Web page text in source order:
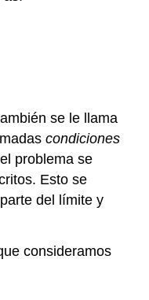
se le llama
condiciones
problema se
Esto se
del límite y
consideramos